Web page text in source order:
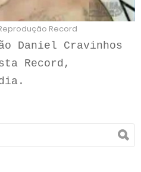
Record
Daniel Cravinhos
Record,